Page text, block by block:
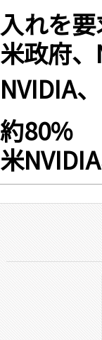
入れを要
米政府
NVIDIA
約80%
米